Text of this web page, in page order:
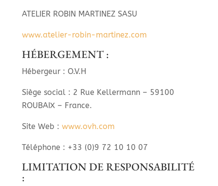
ATELIER ROBIN MARTINEZ SASU
www.atelier-robin-martinez.com
HÉBERGEMENT :
Hébergeur : O.V.H
Siège social : 2 Rue Kellermann – 59100
ROUBAIX – France.
Site Web : www.ovh.com
Téléphone : +33 (0)9 72 10 10 07
LIMITATION DE RESPONSABILITÉ
: